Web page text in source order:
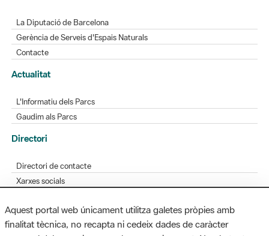
La Diputació de Barcelona
Gerència de Serveis d'Espais Naturals
Contacte
Actualitat
L'Informatiu dels Parcs
Gaudim als Parcs
Directori
Directori de contacte
Xarxes socials
Bústia de suggeriments
Opineu sobre els parcs
Aquest portal web únicament utilitza galetes pròpies amb
finalitat tècnica, no recapta ni cedeix dades de caràcter